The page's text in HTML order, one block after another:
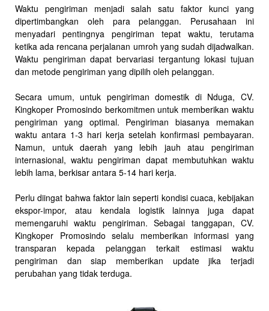
Waktu pengiriman menjadi salah satu faktor kunci yang
dipertimbangkan oleh para pelanggan. Perusahaan ini
menyadari pentingnya pengiriman tepat waktu, terutama
ketika ada rencana perjalanan umroh yang sudah dijadwalkan.
Waktu pengiriman dapat bervariasi tergantung lokasi tujuan
dan metode pengiriman yang dipilih oleh pelanggan.
Secara umum, untuk pengiriman domestik di Nduga, CV.
Kingkoper Promosindo berkomitmen untuk memberikan waktu
pengiriman yang optimal. Pengiriman biasanya memakan
waktu antara 1-3 hari kerja setelah konfirmasi pembayaran.
Namun, untuk daerah yang lebih jauh atau pengiriman
internasional, waktu pengiriman dapat membutuhkan waktu
lebih lama, berkisar antara 5-14 hari kerja.
Perlu diingat bahwa faktor lain seperti kondisi cuaca, kebijakan
ekspor-impor, atau kendala logistik lainnya juga dapat
memengaruhi waktu pengiriman. Sebagai tanggapan, CV.
Kingkoper Promosindo selalu memberikan informasi yang
transparan kepada pelanggan terkait estimasi waktu
pengiriman dan siap memberikan update jika terjadi
perubahan yang tidak terduga.